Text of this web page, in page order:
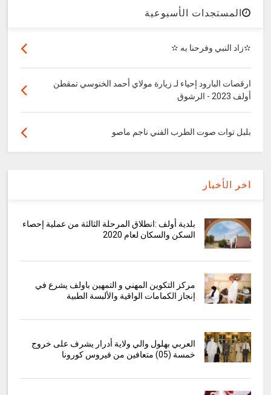
المستجدات الأسبوعية
✫زاد النبي وفرحنا به ✫
ارقصات البارود إحياء لـ زيارة مولاي أحمد الخنوسي تمقطن
أولف 2023 - الرشوق
بلبل توات صوت الطرب الفني ناجم ماصو
اخر الأخبار
بلدية أولف :انطلاق المرحلة الثالثة من عملية إحصاء
السكن والسكان لعام 2020
مركز التكوين المهني و التمهين باولف يشرع في
إنجاز الكمامات الواقية والألبسة الطبية
العربي بهلول والي ولاية أدرار يشرف على خروج
خمسة (05) متعافين من فيروس كورونا